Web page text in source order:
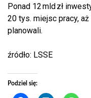
Ponad 12 mld zł
20 tys. miejsc pracy,
planowali.
źródło: LSSE
Podziel się: